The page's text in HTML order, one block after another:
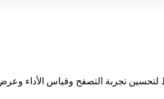
لتحسين تجربة التصفح وقياس الأداء